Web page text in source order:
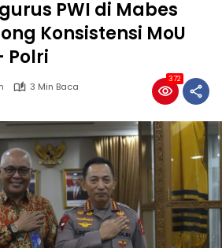
PWI di Mabes
Konsistensi MoU
Polri
3 Min Baca
372